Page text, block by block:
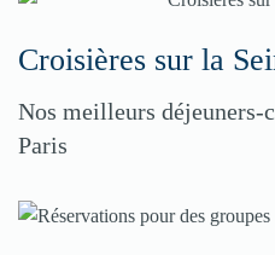
Croisières sur la
Nos meilleurs déjeuners-
Paris